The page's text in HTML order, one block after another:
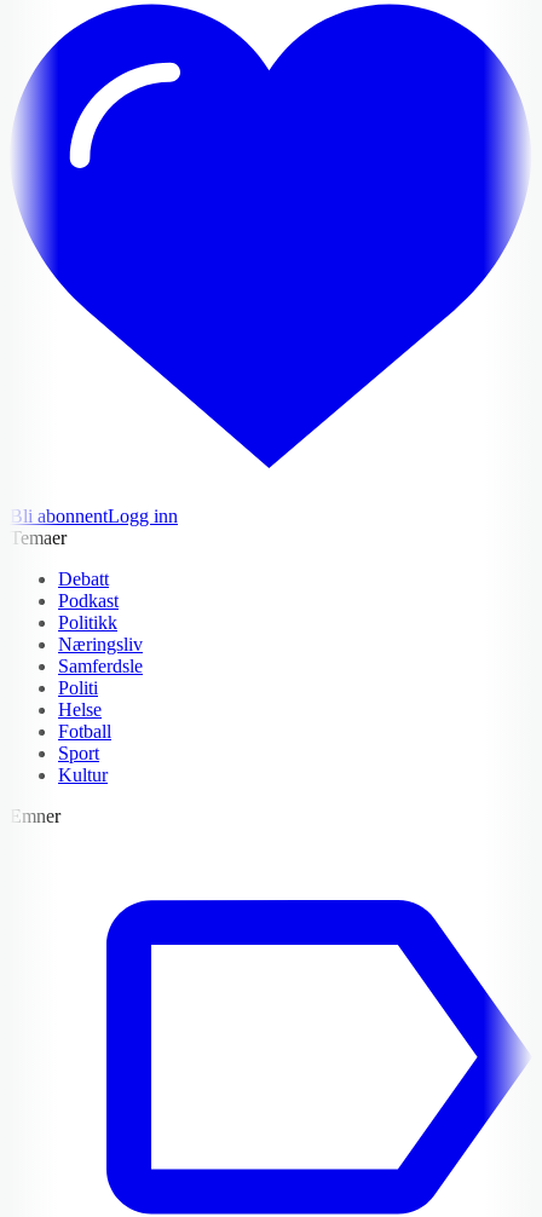
Bli abonnentLogg inn
Temaer
Debatt
Podkast
Politikk
Næringsliv
Samferdsle
Politi
Helse
Fotball
Sport
Kultur
Emner